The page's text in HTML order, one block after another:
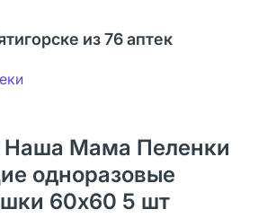
из 76 аптек
Мама Пеленки
одноразовые
60х60 5 шт